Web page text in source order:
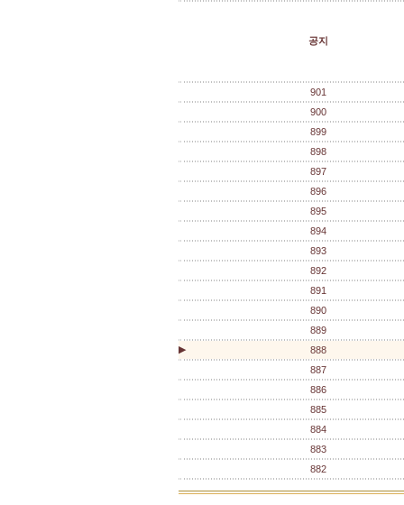
공지
901
900
899
898
897
896
895
894
893
892
891
890
889
▶
888
887
886
885
884
883
882